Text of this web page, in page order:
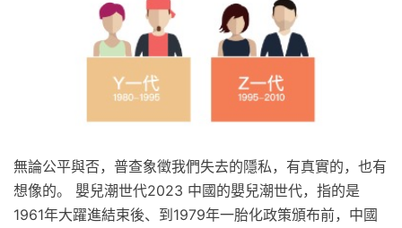
無論公平與否，普查象徵我們失去的隱私，有真實的，也有
想像的。 嬰兒潮世代2023 中國的嬰兒潮世代，指的是
1961年大躍進結束後、到1979年一胎化政策頒布前，中國